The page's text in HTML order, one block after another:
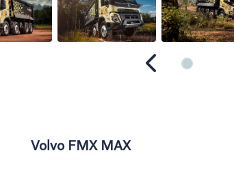
Anterior
Volvo FMX MAX